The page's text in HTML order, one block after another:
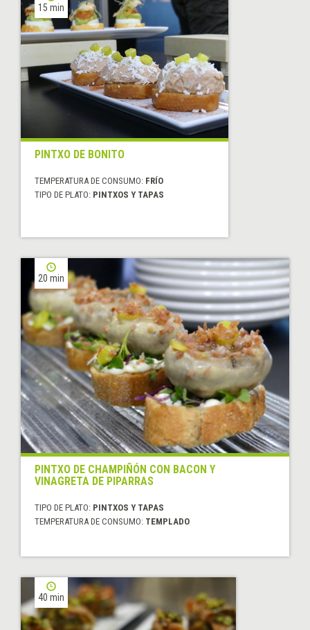
15 min
PINTXO DE BONITO
TEMPERATURA DE CONSUMO: FRÍO
TIPO DE PLATO: PINTXOS Y TAPAS
20 min
PINTXO DE CHAMPIÑÓN CON BACON Y
VINAGRETA DE PIPARRAS
TIPO DE PLATO: PINTXOS Y TAPAS
TEMPERATURA DE CONSUMO: TEMPLADO
40 min